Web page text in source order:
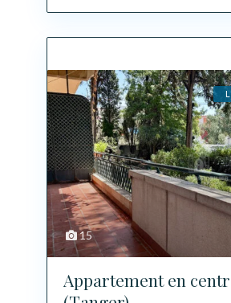
15
Appartement en